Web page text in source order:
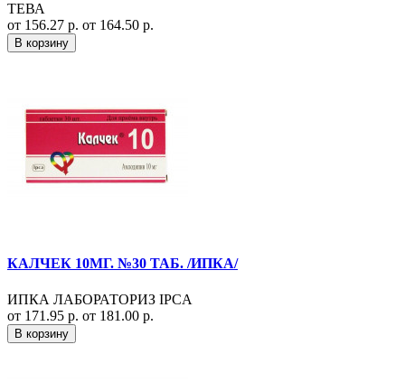
ТЕВА
от 156.27 р. от 164.50 р.
В корзину
КАЛЧЕК 10МГ. №30 ТАБ. /ИПКА/
ИПКА ЛАБОРАТОРИЗ IPCA
от 171.95 р. от 181.00 р.
В корзину